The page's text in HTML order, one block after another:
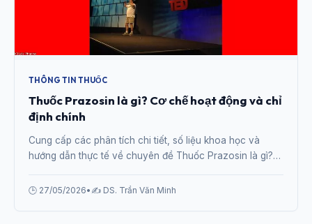
THÔNG TIN THUỐC
Thuốc Prazosin là gì? Cơ chế hoạt động và chỉ
định chính
Cung cấp các phân tích chi tiết, số liệu khoa học và
hướng dẫn thực tế về chuyên đề Thuốc Prazosin là gì?
🕒 27/05/2026• ✍️ DS. Trần Văn Minh